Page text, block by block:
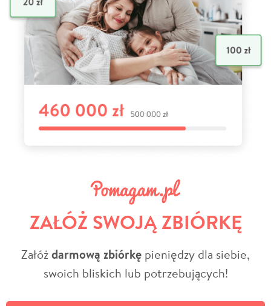
ZAŁÓŻ SWOJĄ ZBIÓRKĘ
Załóżdarmową zbiórkę pieniędzy dla siebie,
swoich bliskich lub potrzebujących!